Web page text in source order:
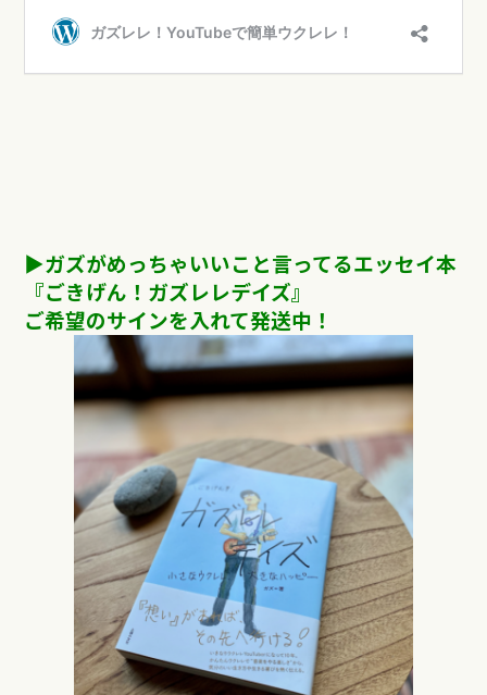
▶︎ガズがめっちゃいいこと言ってるエッセイ本
『ごきげん！ガズレレデイズ』
ご希望のサインを入れて発送中！